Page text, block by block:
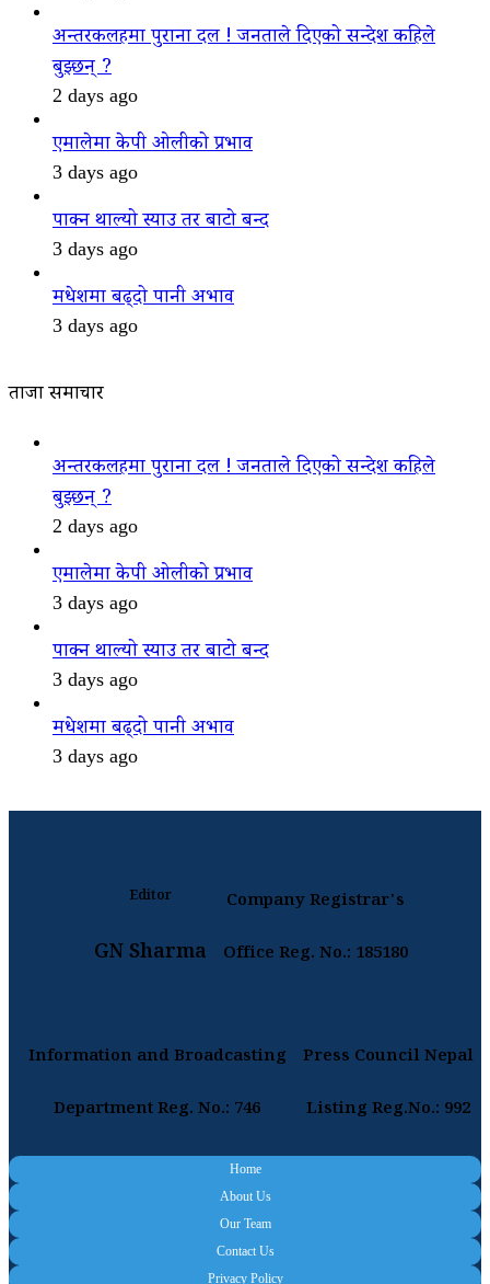
अन्तरकलहमा पुराना दल ! जनताले दिएको सन्देश कहिले
बुझ्छन् ?
2 days ago
एमालेमा केपी ओलीको प्रभाव
3 days ago
पाक्न थाल्यो स्याउ तर बाटो बन्द
3 days ago
मधेशमा बढ्दो पानी अभाव
3 days ago
ताजा समाचार
अन्तरकलहमा पुराना दल ! जनताले दिएको सन्देश कहिले
बुझ्छन् ?
2 days ago
एमालेमा केपी ओलीको प्रभाव
3 days ago
पाक्न थाल्यो स्याउ तर बाटो बन्द
3 days ago
मधेशमा बढ्दो पानी अभाव
3 days ago
Editor
GN Sharma
Company Registrar's
Office Reg. No.: 185180
Information and Broadcasting
Department Reg. No.: 746
Press Council Nepal
Listing Reg.No.: 992
Home
About Us
Our Team
Contact Us
Privacy Policy